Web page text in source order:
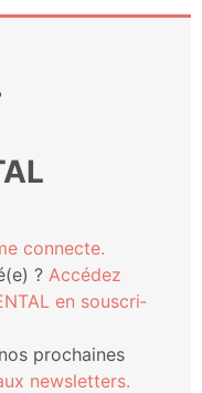
connecte.
? Accé­dez
en sous­cri­
pro­chaines
newsletters.